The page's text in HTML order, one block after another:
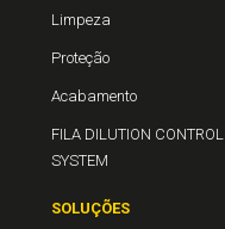
Limpeza
Proteção
Acabamento
FILA DILUTION CONTROL
SYSTEM
SOLUÇÕES